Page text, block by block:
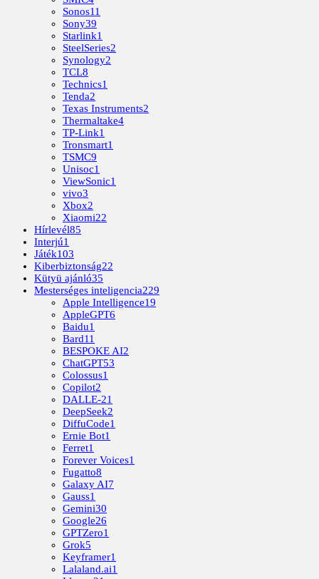
Sonos11
Sony39
Starlink1
SteelSeries2
Synology2
TCL8
Technics1
Tenda2
Texas Instruments2
Thermaltake4
TP-Link1
Tronsmart1
TSMC9
Unisoc1
ViewSonic1
vivo3
Xbox2
Xiaomi22
Hírlevél85
Interjú1
Játék103
Kiberbiztonság22
Kütyü ajánló35
Mesterséges inteligencia229
Apple Intelligence19
AppleGPT6
Baidu1
Bard11
BESPOKE AI2
ChatGPT53
Colossus1
Copilot2
DALLE-21
DeepSeek2
DiffuCode1
Ernie Bot1
Ferret1
Forever Voices1
Fugatto8
Galaxy AI7
Gauss1
Gemini30
Google26
GPTZero1
Grok5
Keyframer1
Lalaland.ai1